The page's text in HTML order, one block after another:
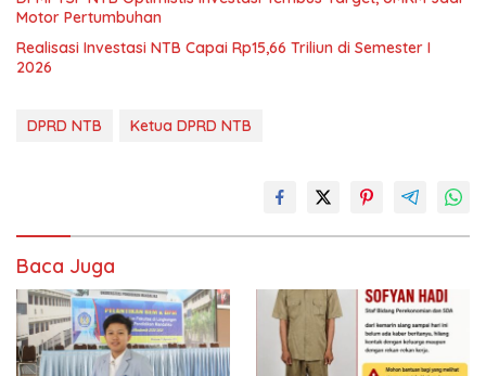
Motor Pertumbuhan
Realisasi Investasi NTB Capai Rp15,66 Triliun di Semester I
2026
DPRD NTB Ketua DPRD NTB
Baca Juga